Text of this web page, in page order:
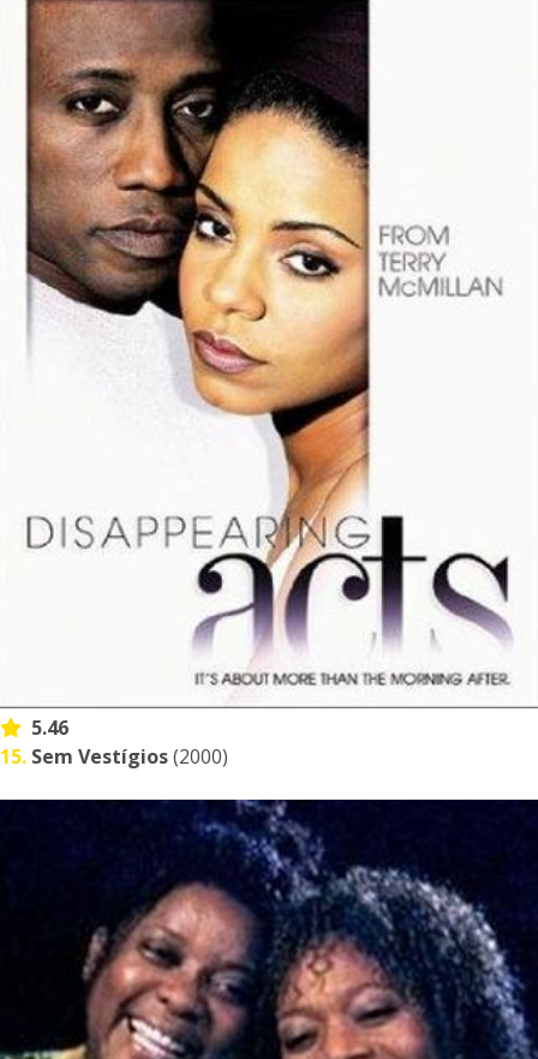
5.46
15. Sem Vestígios(2000)